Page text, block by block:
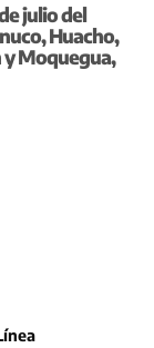
julio del
Huacho,
y Moquegua,